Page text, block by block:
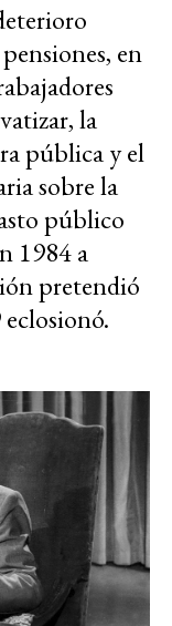
en
la
pública y el
sobre la
público
1984 a
pretendió